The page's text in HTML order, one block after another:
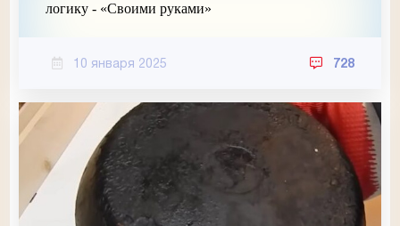
логику - «Своими руками»
10 января 2025 728